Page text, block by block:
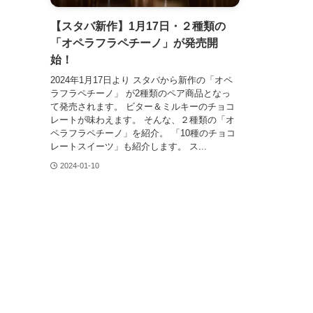
【スタバ新作】1月17日・２種類の
「オペラフラペチーノ」が発売開
始！
2024年1月17日より スタバから新作の「オペ
ラフラペチーノ」 が2種類のペア商品となっ
て発売されます。 ビター＆ミルキーのチョコ
レートが味わえます。 そんな、２種類の「オ
ペラフラペチーノ」を紹介。 「10種のチョコ
レートスイーツ」も紹介します。 ス...
2024-01-10